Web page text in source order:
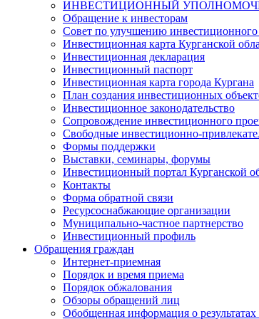
ИНВЕСТИЦИОННЫЙ
Обращение к инвесторам
Совет по улучшению инвестиционного
Инвестиционная карта Курганской
Инвестиционная декларация
Инвестиционный паспорт
Инвестиционная карта города Кургана
План создания инвестиционных
Инвестиционное законодательство
Сопровождение инвестиционного
Свободные инвестиционно-
Формы поддержки
Выставки, семинары, форумы
Инвестиционный портал Курганской
Контакты
Форма обратной связи
Ресурсоснабжающие организации
Муниципально-частное партнерство
Инвестиционный профиль
Обращения граждан
Интернет-приемная
Порядок и время приема
Порядок обжалования
Обзоры обращений лиц
Обобщенная информация о